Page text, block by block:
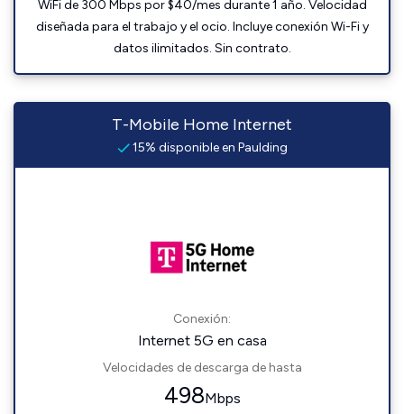
WiFi de 300 Mbps por $40/mes durante 1 año. Velocidad
diseñada para el trabajo y el ocio. Incluye conexión Wi-Fi y
datos ilimitados. Sin contrato.
T-Mobile Home Internet
15% disponible en Paulding
Conexión:
Internet 5G en casa
Velocidades de descarga de hasta
498Mbps